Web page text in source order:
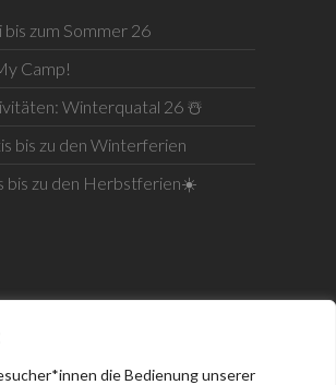
die Bedienung unserer
zum Sommer 26
Camp!
Winterquatal 26 ☃️
bis zu den Winterferien
bis zu den Herbstferien☀️
»